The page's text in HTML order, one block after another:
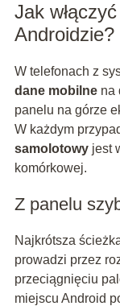
Jak
Androidzie?
W telefonach z
dane mobilnena
panelu na górze
W każdym
samolotowyjest
komórkowej.
Z panelu
Najkrótsza
prowadzi przez
przeciągnięciu
miejscu Android